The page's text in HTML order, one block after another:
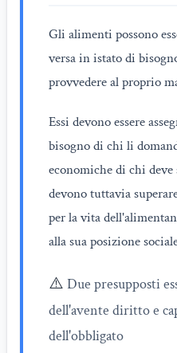
Gli alimenti possono
versa in istato di
provvedere al proprio
Essi devono essere
bisogno di chi li
economiche di chi
devono tuttavia
per la vita
alla sua posizione
⚠️ Due presupposti
dell'avente diritto e
dell'obbligato